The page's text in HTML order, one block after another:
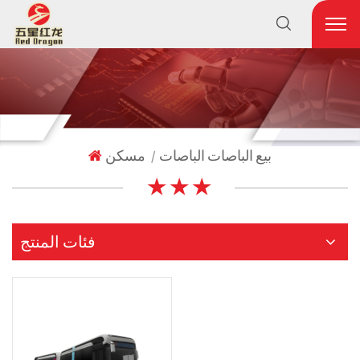
مسكن | بيع الباصات الباصات
★ ★ ★
فئات المنتج